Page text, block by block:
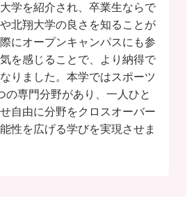
学を紹介され、卒業生ならで
北翔大学の良さを知ることが
にオープンキャンパスにも参
を感じることで、より納得で
りました。本学ではスポーツ
の専門分野があり、一人ひと
自由に分野をクロスオーバー
性を広げる学びを実現させま